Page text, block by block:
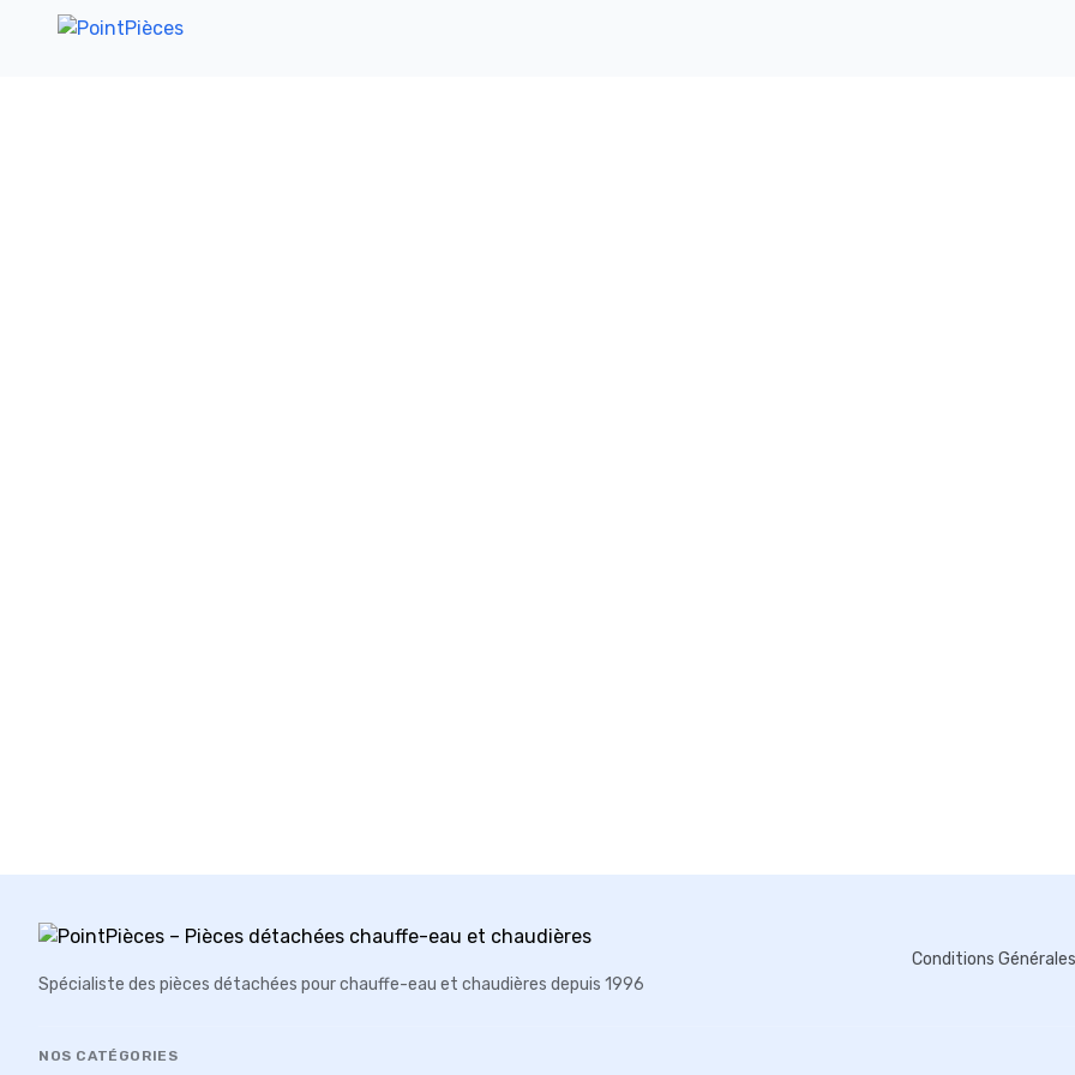
Spécialiste des pièces détachées pour chauffe-eau et chaudières depuis 1996
Conditions
NOS CATÉGORIES